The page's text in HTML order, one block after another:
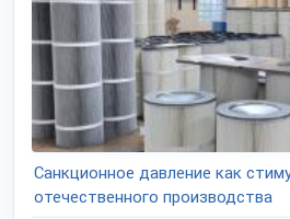
Санкционное давление как
отечественного производства